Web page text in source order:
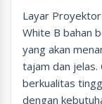
Layar
White B bahan
yang akan
tajam dan jelas.
berkualitas
dengan